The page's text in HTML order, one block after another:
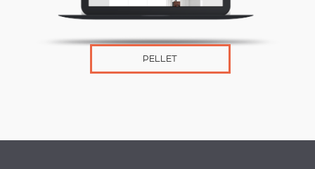
PELLET